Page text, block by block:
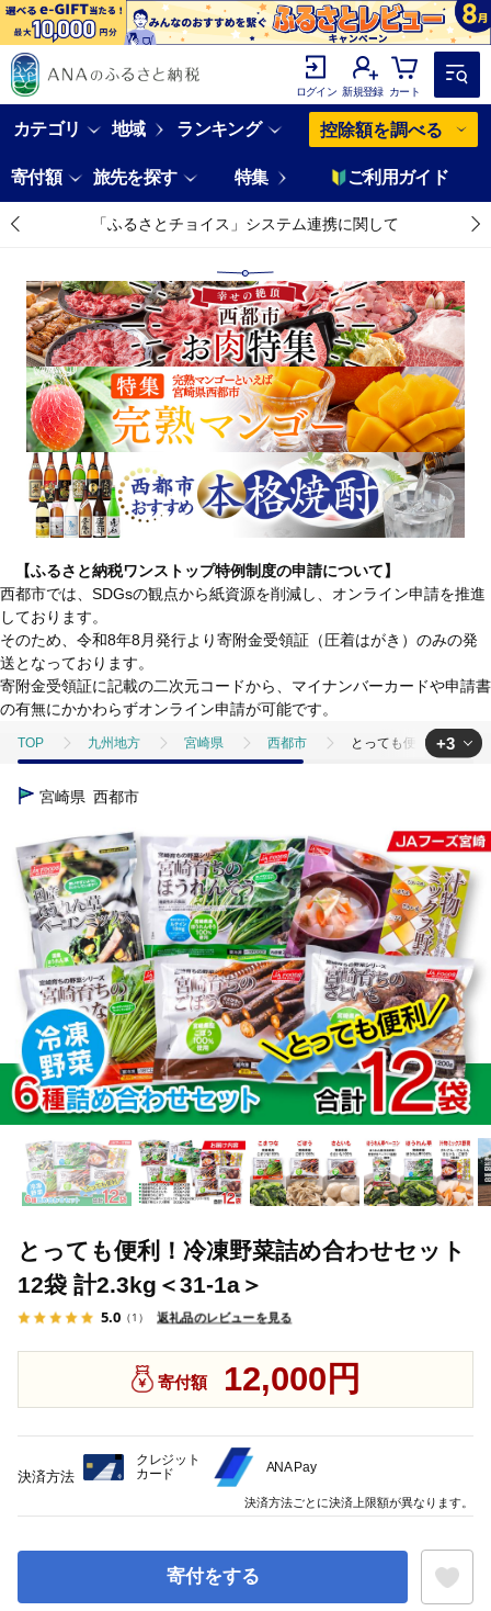
ログイン 新規登録 カート
カテゴリ 地域 ランキング 控除額を調べる
寄付額 旅先を探す 特集 ご利用ガイド
「ふるさとチョイス」システム連携に関して
【ふるさと納税ワンストップ特例制度の申請について】
西都市では、SDGsの観点から紙資源を削減し、オンライン申請を推進
しております。
そのため、令和8年8月発行より寄附金受領証（圧着はがき）のみの発
送となっております。
寄附金受領証に記載の二次元コードから、マイナンバーカードや申請書
の有無にかかわらずオンライン申請が可能です。
TOP 九州地方 宮崎県 西都市 とっても便利！冷凍野
TOP
TOP 野菜 ほかの野菜 とっても便利！冷凍野菜詰め合わせ
+3
宮崎県 西都市
とっても便利！冷凍野菜詰め合わせセット
12袋 計2.3kg＜31-1a＞
5.0 （1） 返礼品のレビューを見る
寄付額 12,000円
寄付をする
決済方法
クレジット
カード
ANA Pay
決済方法ごとに決済上限額が異なります。